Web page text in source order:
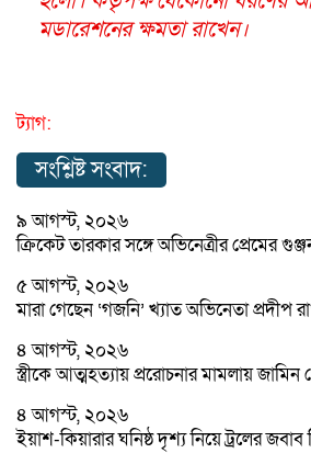
মডারেশনের ক্ষমতা রাখেন।
ট্যাগ:
সংশ্লিষ্ট সংবাদ:
৯ আগস্ট, ২০২৬
ক্রিকেট তারকার সঙ্গে অভিনেত্রীর প্রেমের
৫ আগস্ট, ২০২৬
মারা গেছেন ‘গজনি’ খ্যাত অভিনেতা প্রদীপ
৪ আগস্ট, ২০২৬
স্ত্রীকে আত্মহত্যায় প্ররোচনার মামলায়
৪ আগস্ট, ২০২৬
ইয়াশ-কিয়ারার ঘনিষ্ঠ দৃশ্য নিয়ে ট্রলের